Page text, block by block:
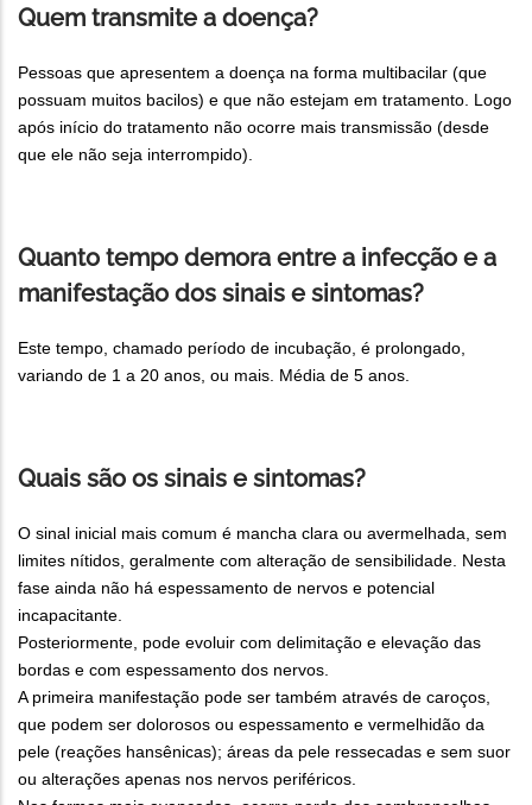
Quem transmite a doença?
Pessoas que apresentem a doença na forma multibacilar (que
possuam muitos bacilos) e que não estejam em tratamento. Logo
após início do tratamento não ocorre mais transmissão (desde
que ele não seja interrompido).
Quanto tempo demora entre a infecção e a
manifestação dos sinais e sintomas?
Este tempo, chamado período de incubação, é prolongado,
variando de 1 a 20 anos, ou mais. Média de 5 anos.
Quais são os sinais e sintomas?
O sinal inicial mais comum é mancha clara ou avermelhada, sem
limites nítidos, geralmente com alteração de sensibilidade. Nesta
fase ainda não há espessamento de nervos e potencial
incapacitante.
Posteriormente, pode evoluir com delimitação e elevação das
bordas e com espessamento dos nervos.
A primeira manifestação pode ser também através de caroços,
que podem ser dolorosos ou espessamento e vermelhidão da
pele (reações hansênicas); áreas da pele ressecadas e sem suor
ou alterações apenas nos nervos periféricos.